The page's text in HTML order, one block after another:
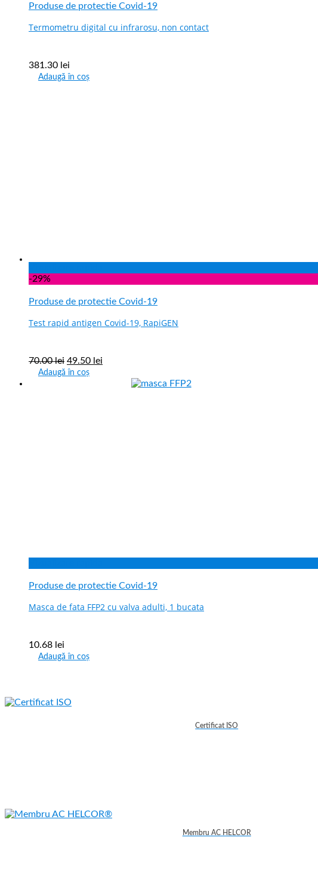
Produse de protectie Covid-19
Termometru digital cu infrarosu, non contact
381.30 lei
Adaugă în coș
-29%
Produse de protectie Covid-19
Test rapid antigen Covid-19, RapiGEN
70.00lei 49.50 lei
Adaugă în coș
Produse de protectie Covid-19
Masca de fata FFP2 cu valva adulti, 1 bucata
10.68 lei
Adaugă în coș
Certificat ISO
Membru AC HELCOR